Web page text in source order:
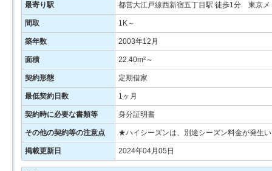
最寄り駅 都営大江戸線西新宿五丁目駅 徒歩1分 東京
間取 1K～
築年数 2003年12月
面積 22.40m²～
契約形態 定期借家
最低契約日数 1ヶ月
契約時に必要な書類等 身分証明書
その他の契約等の注意点 ★ハイシーズンは、別途シーズン料金が発生
掲載更新日 2024年04月05日